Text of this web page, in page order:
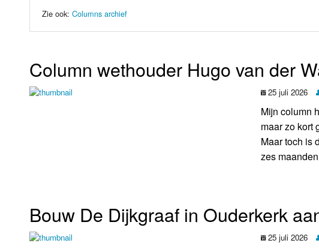
Zondag
LOK schijf
Zie ook: Columns archief
Column wethouder Hugo van der
25 juli 2026
Mijn column
maar zo kort
Maar toch is
zes
Bouw De Dijkgraaf in Ouderkerk
25 juli 2026